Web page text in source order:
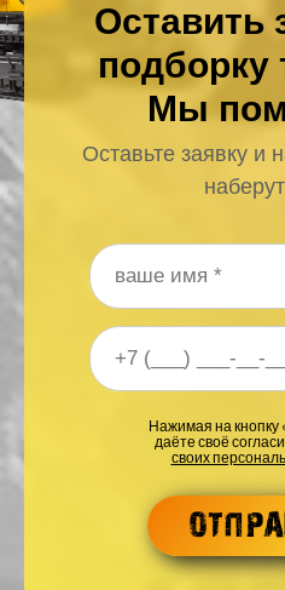
Оставить
подборку
Мы
Оставьте заявку и
Ваше имя*
Ваш номер телефона*
Нажимая на кнопку
даёте своё
своих